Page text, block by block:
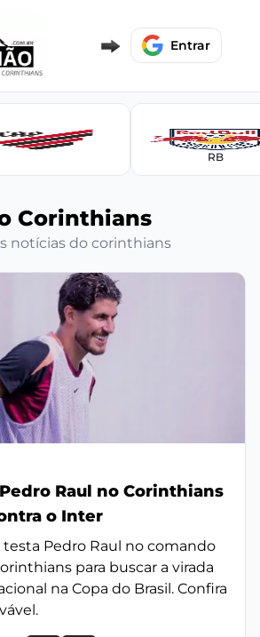
Entrar
RB
Corinthians
notícias do corinthians
Raul no Corinthians
o Inter
Pedro Raul no comando
para buscar a virada
na Copa do Brasil. Confira